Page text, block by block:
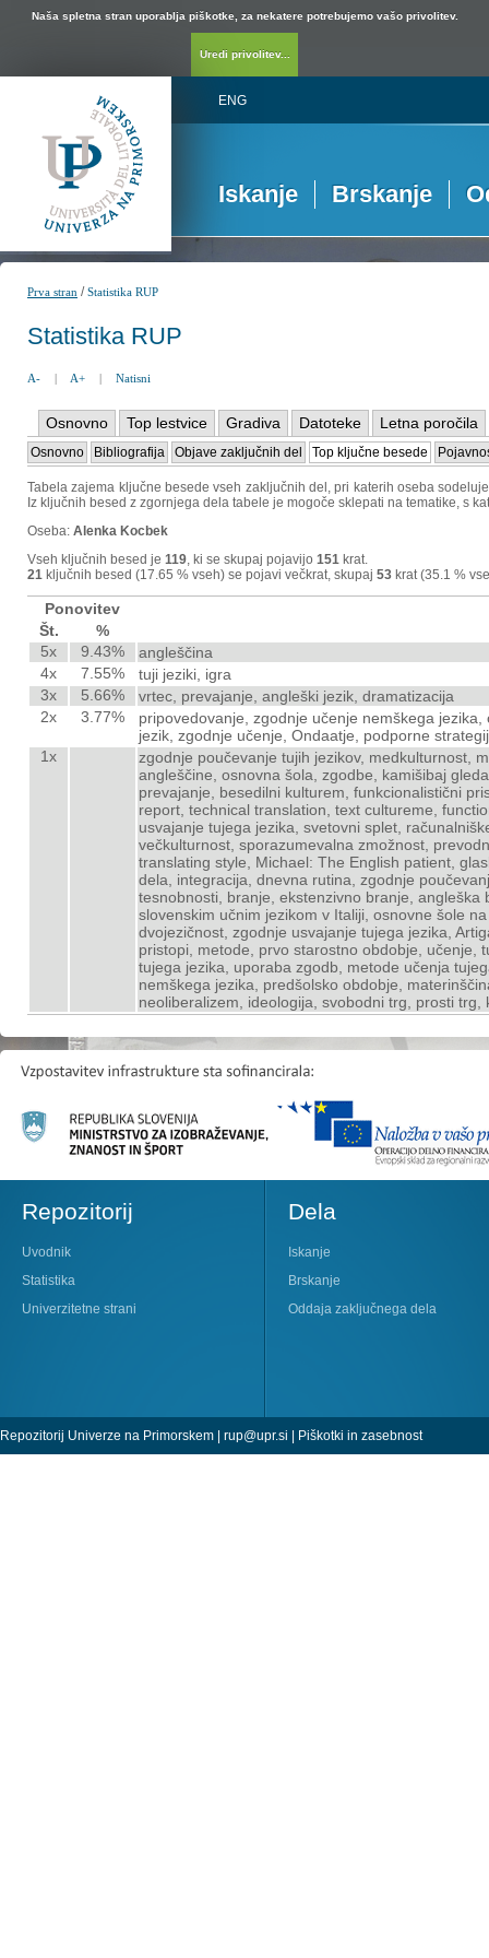
Naša spletna stran uporablja piškotke, za nekatere potrebujemo vašo privolitev.
Uredi privolitev...
ENG
Iskanje Brskanje
Prva stran /Statistika RUP
Statistika RUP
A- | A+ | Natisni
Osnovno Top lestvice Gradiva Datoteke Letna poročila
Osnovno Bibliografija Objave zaključnih del Top ključne besede
Tabela zajema ključne besede vseh zaključnih del, pri katerih oseba
Iz ključnih besed z zgornjega dela tabele je mogoče sklepati na tematike, s
Oseba: Alenka Kocbek
Vseh ključnih besed je 119 , ki se skupaj pojavijo 151 krat.
21 ključnih besed (17.65 % vseh) se pojavi večkrat, skupaj 53 krat (35.1 %
Ponovitev
Št.
%
5x
9.43%
angleščina
4x
7.55%
tuji jeziki, igra
3x
5.66%
vrtec, prevajanje, angleški jezik, dramatizacija
2x
3.77%
pripovedovanje, zgodnje učenje nemškega
jezik, zgodnje učenje, Ondaatje, podporne
1x
zgodnje poučevanje tujih jezikov, medkulturnost,
angleščine, osnovna šola, zgodbe, kamišibaj
prevajanje, besedilni kulturem, funkcionalistični
report, technical translation, text cultureme,
usvajanje tujega jezika, svetovni splet,
večkulturnost, sporazumevalna zmožnost,
translating style, Michael: The English patient,
dela, integracija, dnevna rutina, zgodnje
tesnobnosti, branje, ekstenzivno branje,
slovenskim učnim jezikom v Italiji, osnovne šole
dvojezičnost, zgodnje usvajanje tujega jezika,
pristopi, metode, prvo starostno obdobje, učenje,
tujega jezika, uporaba zgodb, metode učenja
nemškega jezika, predšolsko obdobje,
neoliberalizem, ideologija, svobodni trg, prosti
Repozitorij
Uvodnik
Statistika
Univerzitetne strani
Dela
Iskanje
Brskanje
Oddaja zaključnega dela
Repozitorij Univerze na Primorskem | rup@upr.si | Piškotki in zasebnost